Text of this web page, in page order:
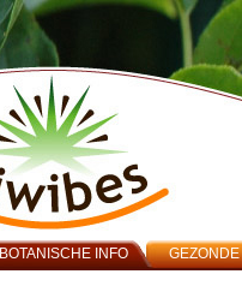
BOTANISCHE INFO